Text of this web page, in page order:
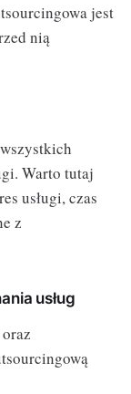
jest
nią
Warto tutaj
usługi, czas
z
usług